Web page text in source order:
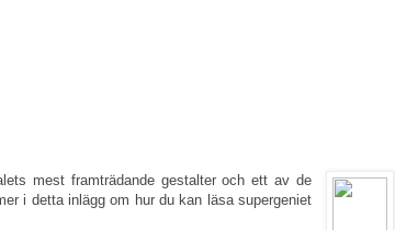
mest framträdande gestalter och ett av de
i detta inlägg om hur du kan läsa supergeniet